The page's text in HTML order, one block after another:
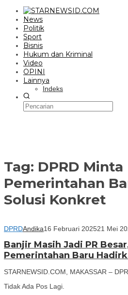
News
Politik
Sport
Bisnis
Hukum dan Kriminal
Video
OPINI
Lainnya
Indeks
Tag: DPRD Minta
Pemerintahan
Solusi Konkret
DPRDAndika16 Februari 202521 Mei
Banjir Masih Jadi PR
Pemerintahan Baru
STARNEWSID.COM, MAKASSAR –
Tidak Ada Pos Lagi.